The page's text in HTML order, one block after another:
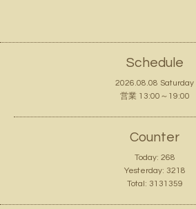
Schedule
2026.08.08 Saturday
営業 13:00～19:00
Counter
Today: 268
Yesterday: 3218
Total: 3131359